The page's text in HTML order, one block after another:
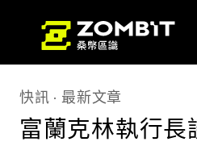
快訊 最新文章
富蘭克林執行長